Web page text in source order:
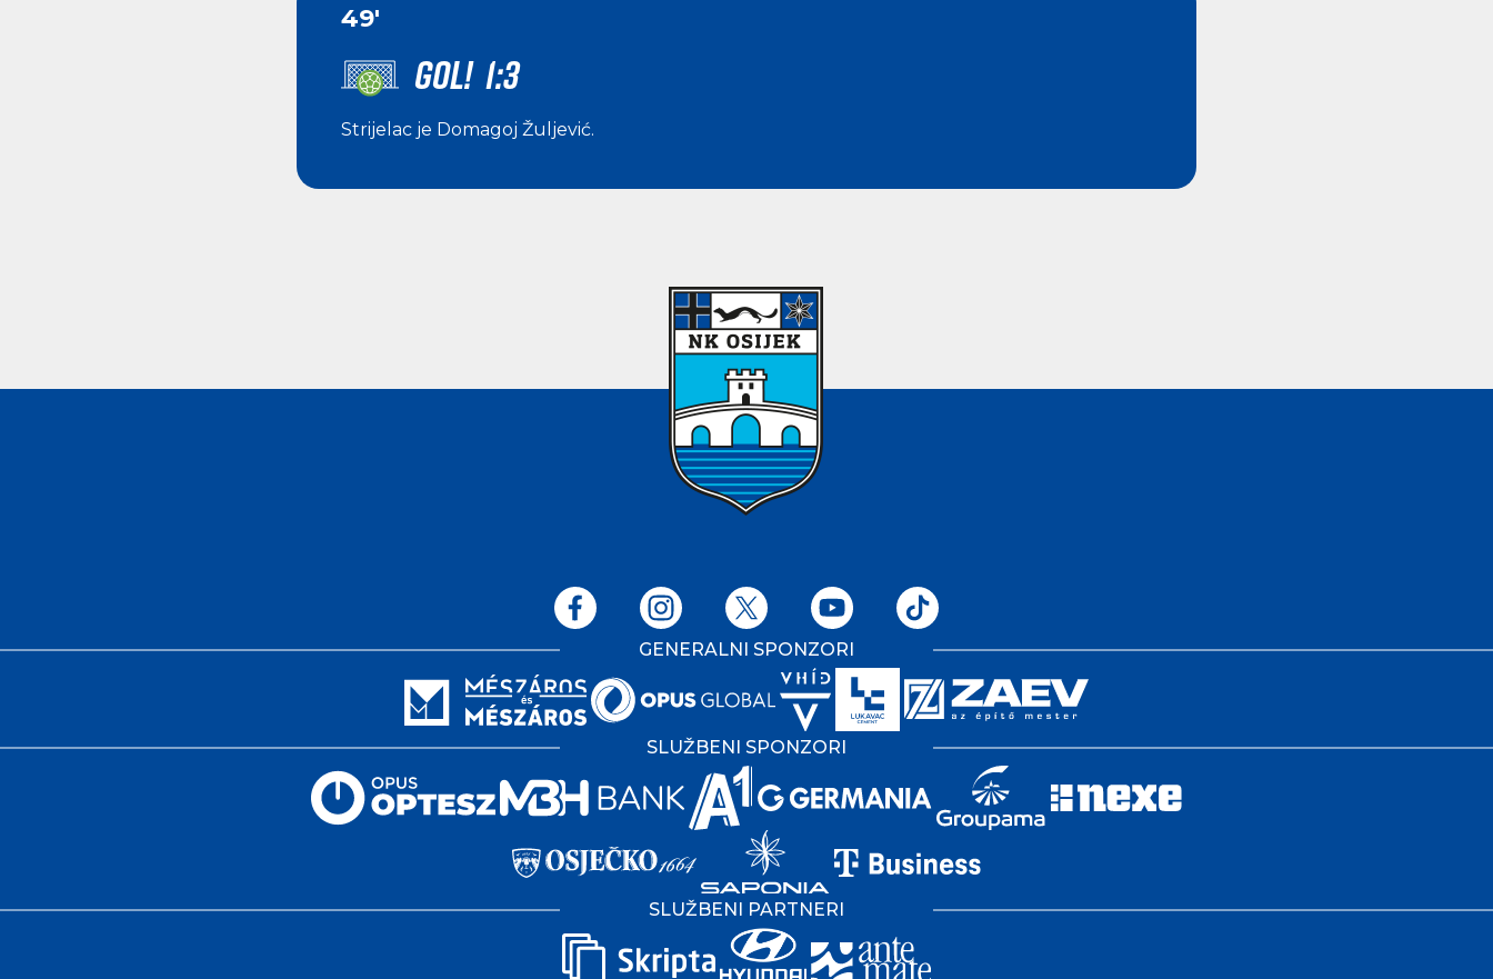
49'
GOL! 1:3
Strijelac je Domagoj Žuljević.
GENERALNI SPONZORI
SLUŽBENI SPONZORI
SLUŽBENI PARTNERI